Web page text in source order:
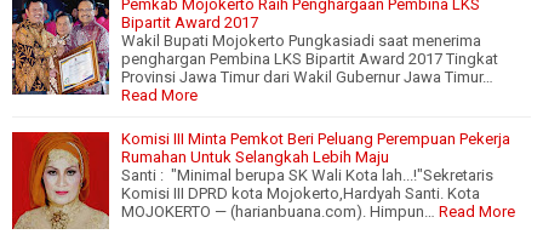
Pemkab Mojokerto Raih Penghargaan Pembina LKS
Bipartit Award 2017
Wakil Bupati Mojokerto Pungkasiadi saat menerima
penghargan Pembina LKS Bipartit Award 2017 Tingkat
Provinsi Jawa Timur dari Wakil Gubernur Jawa Timur…
Read More
Komisi III Minta Pemkot Beri Peluang Perempuan Pekerja
Rumahan Untuk Selangkah Lebih Maju
Santi : "Minimal berupa SK Wali Kota lah...!"Sekretaris
Komisi III DPRD kota Mojokerto,Hardyah Santi. Kota
MOJOKERTO — (harianbuana.com). Himpun… Read More